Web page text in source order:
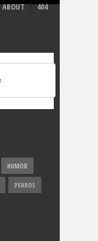
ABOUT 404
HUMOR
PERROS